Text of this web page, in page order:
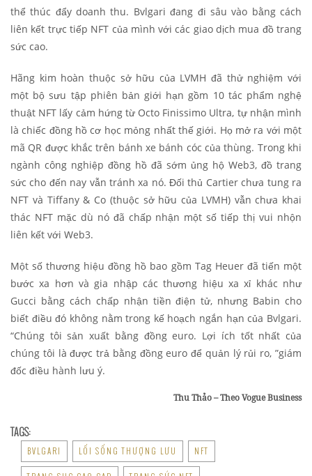
thể thúc đẩy doanh thu. Bvlgari đang đi sâu vào bằng cách
liên kết trực tiếp NFT của mình với các giao dịch mua đồ trang
sức cao.
Hãng kim hoàn thuộc sở hữu của LVMH đã thử nghiệm với
một bộ sưu tập phiên bản giới hạn gồm 10 tác phẩm nghệ
thuật NFT lấy cảm hứng từ Octo Finissimo Ultra, tự nhận mình
là chiếc đồng hồ cơ học mỏng nhất thế giới. Họ mở ra với một
mã QR được khắc trên bánh xe bánh cóc của thùng. Trong khi
ngành công nghiệp đồng hồ đã sớm ủng hộ Web3, đồ trang
sức cho đến nay vẫn tránh xa nó. Đối thủ Cartier chưa tung ra
NFT và Tiffany & Co (thuộc sở hữu của LVMH) vẫn chưa khai
thác NFT mặc dù nó đã chấp nhận một số tiếp thị vui nhộn
liên kết với Web3.
Một số thương hiệu đồng hồ bao gồm Tag Heuer đã tiến một
bước xa hơn và gia nhập các thương hiệu xa xỉ khác như
Gucci bằng cách chấp nhận tiền điện tử, nhưng Babin cho
biết điều đó không nằm trong kế hoạch ngắn hạn của Bvlgari.
“Chúng tôi sản xuất bằng đồng euro. Lợi ích tốt nhất của
chúng tôi là được trả bằng đồng euro để quản lý rủi ro, ”giám
đốc điều hành lưu ý.
Thu Thảo – Theo Vogue Business
TAGS:
BVLGARI LỐI SỐNG THƯỢNG LƯU NFT